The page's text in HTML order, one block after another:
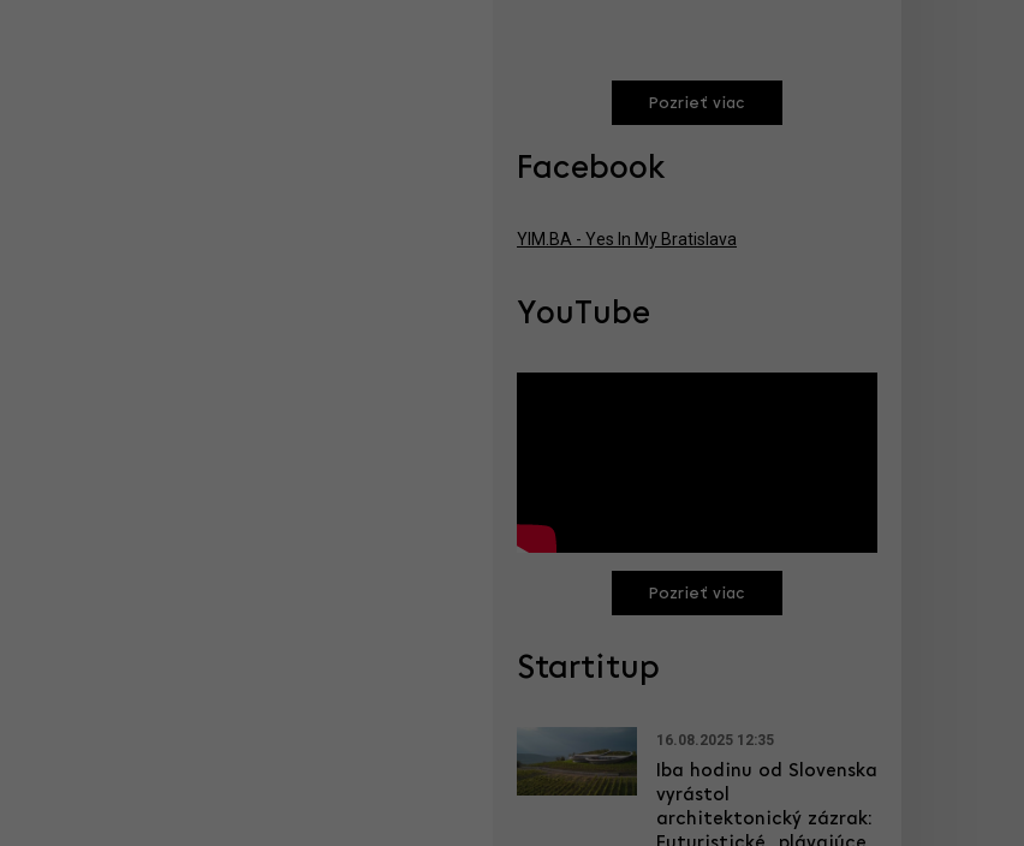
Pozrieť viac
Facebook
YIM.BA - Yes In My Bratislava
YouTube
Pozrieť viac
Startitup
16.08.2025 12:35
Iba hodinu od Slovenska
vyrástol
architektonický zázrak: